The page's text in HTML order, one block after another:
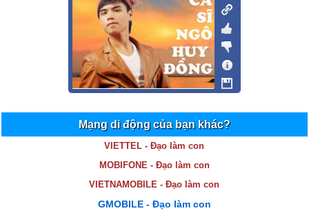
Mạng di động của bạn khác?
VIETTEL - Đạo làm con
MOBIFONE - Đạo làm con
VIETNAMOBILE - Đạo làm con
GMOBILE - Đạo làm con